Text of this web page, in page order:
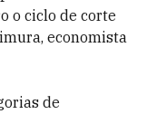
o ciclo de corte
economista
de